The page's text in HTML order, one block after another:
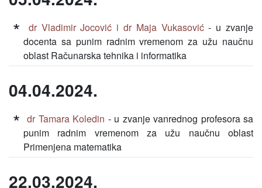
dr Vladimir Jocović i dr Maja Vukasović- u zvanje
docenta sa punim radnim vremenom za užu naučnu
oblast Računarska tehnika i informatika
04.04.2024.
dr Tamara Koledin - u zvanje vanrednog profesora sa
punim radnim vremenom za užu naučnu oblast
Primenjena matematika
22.03.2024.